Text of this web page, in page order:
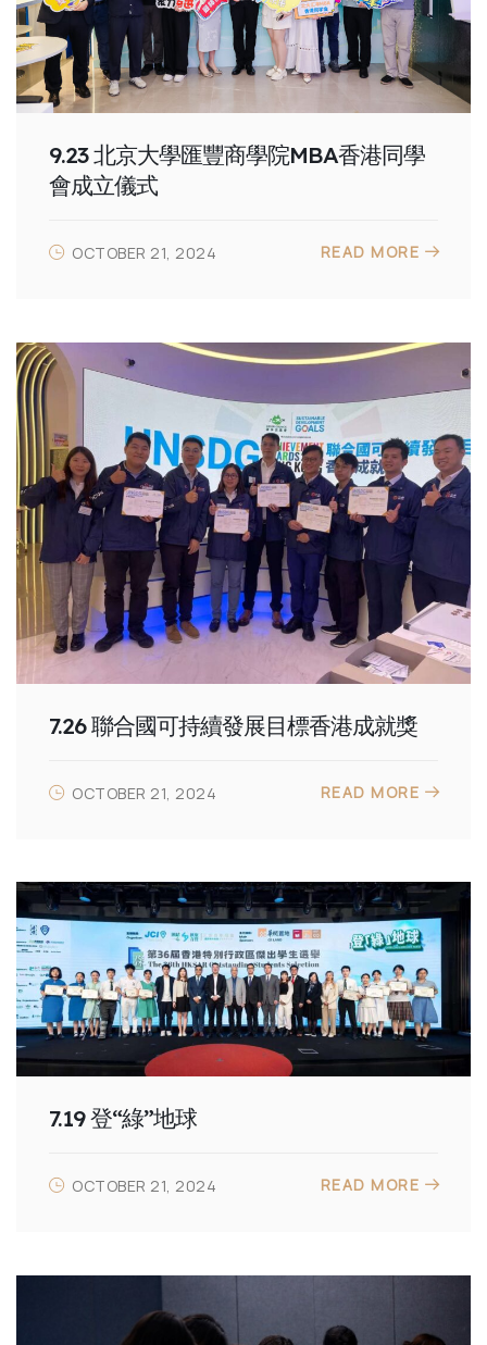
9.23 北京大學匯豐商學院MBA香港同學
會成立儀式
OCTOBER 21, 2024 READ MORE
7.26 聯合國可持續發展目標香港成就獎
OCTOBER 21, 2024 READ MORE
7.19 登“綠”地球
OCTOBER 21, 2024 READ MORE